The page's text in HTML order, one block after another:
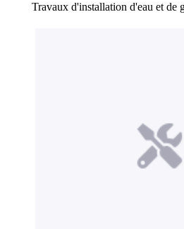
Travaux d'installation d'eau et de